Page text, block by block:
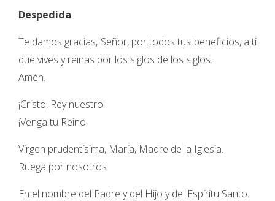
Despedida
Te damos gracias, Señor, por todos tus beneficios, a ti
que vives y reinas por los siglos de los siglos.
Amén.
¡Cristo, Rey nuestro!
¡Venga tu Reino!
Virgen prudentísima, María, Madre de la Iglesia.
Ruega por nosotros.
En el nombre del Padre y del Hijo y del Espíritu Santo.